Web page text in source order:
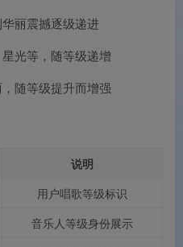
华丽震撼逐级递进
星光等，随等级递增
，随等级提升而增强
说明
用户唱歌等级标识
音乐人等级身份展示